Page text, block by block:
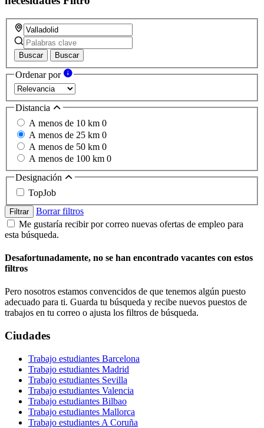
Buscar Buscar
Ordenar por
Distancia
A menos de 10 km 0
A menos de 25 km 0
A menos de 50 km 0
A menos de 100 km 0
Designación
TopJob
Filtrar
Borrar filtros
Me gustaría recibir por correo nuevas ofertas de empleo para
esta búsqueda.
Desafortunadamente, no se han encontrado vacantes con estos
filtros
Pero nosotros estamos convencidos de que tenemos algún puesto
adecuado para ti. Guarda tu búsqueda y recibe nuevos puestos de
trabajos en tu correo o ajusta los filtros de búsqueda.
Ciudades
Trabajo estudiantes Barcelona
Trabajo estudiantes Madrid
Trabajo estudiantes Sevilla
Trabajo estudiantes Valencia
Trabajo estudiantes Bilbao
Trabajo estudiantes Mallorca
Trabajo estudiantes A Coruña